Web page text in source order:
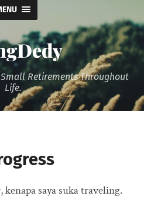
Retirements Throughout
Life.
kenapa saya suka traveling.